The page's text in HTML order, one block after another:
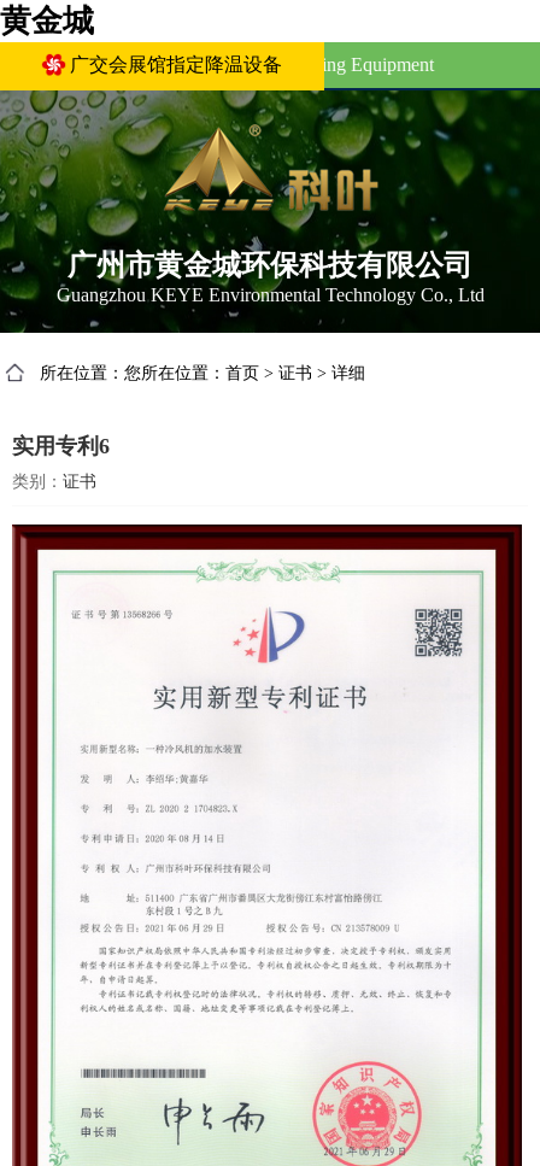
黄金城
广交会展馆指定降温设备
Fair Complex Designated Cooling Equipment
广州市黄金城环保科技有限公司
Guangzhou KEYE Environmental Technology Co., Ltd
所在位置：您所在位置：首页 >证书 >详细
实用专利6
类别：证书